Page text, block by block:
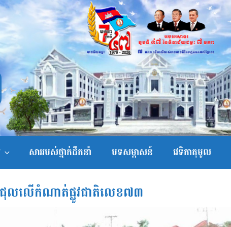
សាររបស់ថ្នាក់ដឹកនាំ បទសម្ភាសន៍ វេទិកាតុមូល
ជុលលើកំណាត់ផ្លូវជាតិលេខ៧៣